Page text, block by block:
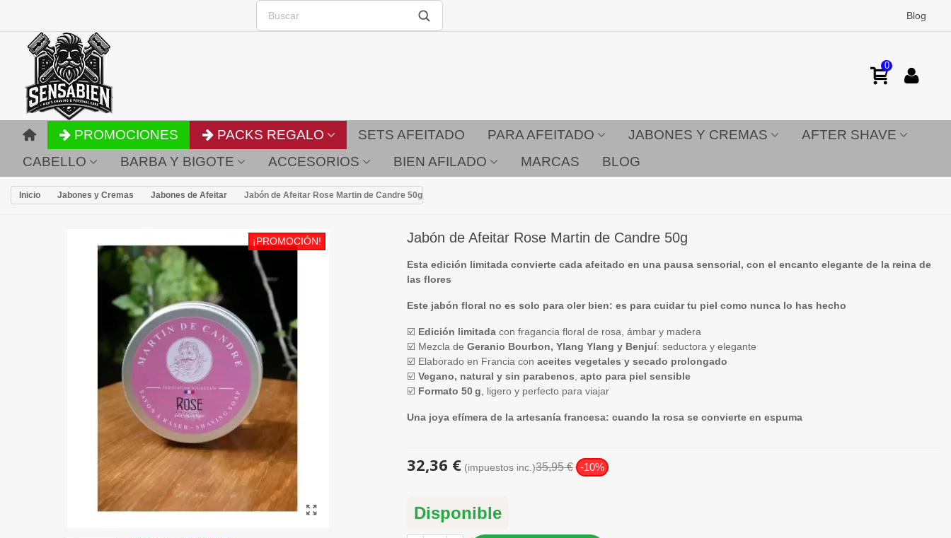
Blog
0
PROMOCIONES PACKS REGALO SETS AFEITADO PARA AFEITADO JABONES Y CREMAS
AFTER SHAVE
CABELLO
BARBA Y BIGOTE ACCESORIOS BIEN AFILADO MARCAS BLOG
Inicio Jabones y Cremas Jabones de Afeitar Jabón de Afeitar Rose Martin de Candre 50g
¡PROMOCIÓN! Jabón de Afeitar Rose Martin de Candre 50g
Esta edición limitada convierte cada afeitado en una pausa sensorial, con el encanto elegante de la reina de
las flores
Este jabón floral no es solo para oler bien: es para cuidar tu piel como nunca lo has hecho
☑️ Edición limitada con fragancia floral de rosa, ámbar y madera
☑️ Mezcla de Geranio Bourbon, Ylang Ylang y Benjuí: seductora y elegante
☑️ Elaborado en Francia con aceites vegetales y secado prolongado
☑️ Vegano, natural y sin parabenos apto para piel sensible
☑️ Formato 50 g , ligero y perfecto para viajar
Una joya efímera de la artesanía francesa: cuando la rosa se convierte en espuma
32,36 € (impuestos inc.)35,95 € -10%
Disponible